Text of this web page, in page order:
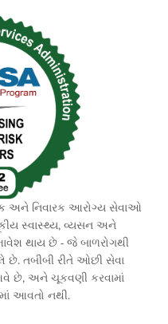
અને નિવારક આરોગ્ય સેવાઓ
સ્વાસ્થ્ય, વ્યસન અને
થાય છે - જે બાળરોગથી
છે. તબીબી રીતે ઓછી સેવા
છે, અને ચૂકવણી કરવામાં
આવતો નથી.